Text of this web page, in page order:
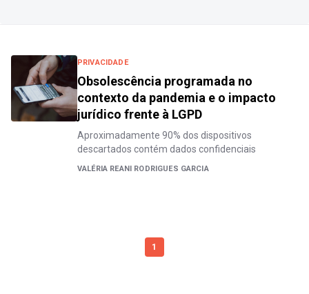
PRIVACIDADE
Obsolescência programada no
contexto da pandemia e o impacto
jurídico frente à LGPD
Aproximadamente 90% dos dispositivos
descartados contém dados confidenciais
VALÉRIA REANI RODRIGUES GARCIA
1